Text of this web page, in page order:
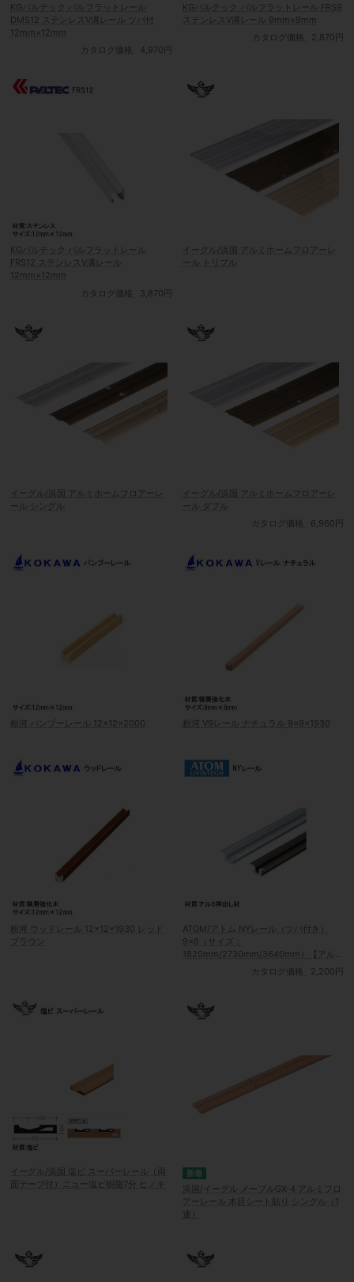
KGパルテック パルフラットレール
DMS12 ステンレスV溝レール ツバ付
12mm×12mm
カタログ価格
4,970円
KGパルテック パルフラットレール FRS9
ステンレスV溝レール 9mm×9mm
カタログ価格
2,870円
KGパルテック パルフラットレール
FRS12 ステンレスV溝レール
12mm×12mm
カタログ価格
3,870円
イーグル/浜国 アルミホームフロアーレ
ール トリプル
イーグル/浜国 アルミホームフロアーレ
ール シングル
イーグル/浜国 アルミホームフロアーレ
ール ダブル
カタログ価格
6,960円
粉河 バンブーレール 12×12×2000 粉河 V9レール ナチュラル 9×9×1930
粉河 ウッドレール 12×12×1930 レッド
ブラウン
ATOM/アトム NYレール（ツバ付き）
9×6（サイズ：
1820mm/2730mm/3640mm）【アルマ
イトシルバー/アルマイトアンバー】
カタログ価格 2,200円
イーグル/浜国 塩ビ スーパーレール（両
面テープ付）ニュー塩ビ樹脂7分 ヒノキ
浜国/イーグル メープルGX-4 アルミフロ
アーレール 木目シート貼り シングル（1
連）